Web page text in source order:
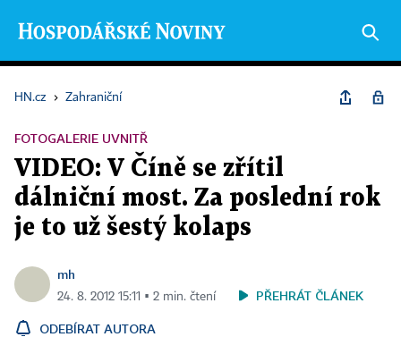
HN.cz › Zahraniční
FOTOGALERIE UVNITŘ
VIDEO: V Číně se zřítil
dálniční most. Za poslední rok
je to už šestý kolaps
mh
24. 8. 2012 15:11 ▪ 2 min. čtení PŘEHRÁT ČLÁNEK
ODEBÍRAT AUTORA